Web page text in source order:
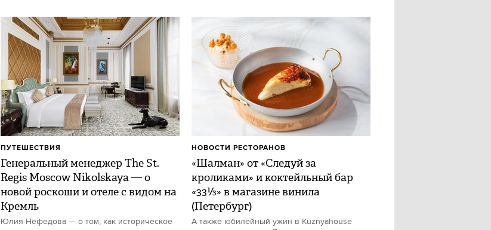
Генеральный менеджер The St.
Regis Moscow Nikolskaya — о
новой роскоши и отеле с видом на
Кремль
Юлия Нефедова — о том, как историческое
ПУТЕШЕСТВИЯ
«Шалман» от «Следуй за
кроликами» и коктейльный бар
«33⅓» в магазине винила
(Петербург)
А также юбилейный ужин в Kuznyahouse
НОВОСТИ РЕСТОРАНОВ